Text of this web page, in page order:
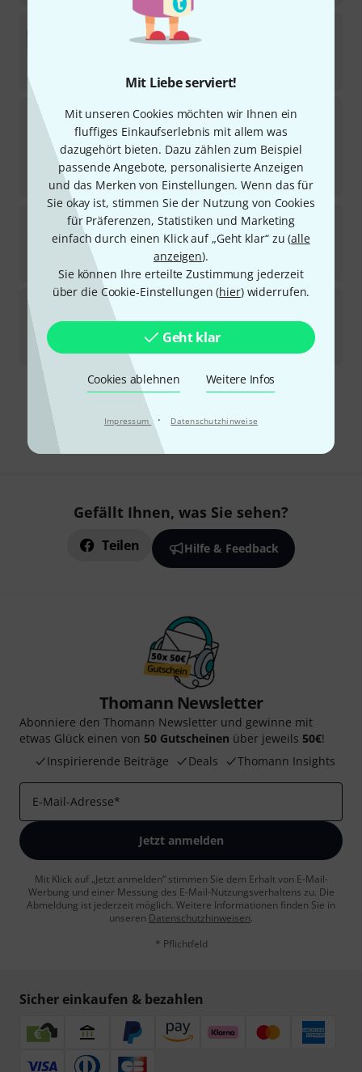
Mit Liebe serviert!
Mit unseren Cookies möchten wir Ihnen ein
fluffiges Einkaufserlebnis mit allem was
dazugehört bieten. Dazu zählen zum Beispiel
passende Angebote, personalisierte Anzeigen
und das Merken von Einstellungen. Wenn das für
Sie okay ist, stimmen Sie der Nutzung von Cookies
für Präferenzen, Statistiken und Marketing
einfach durch einen Klick auf „Geht klar“ zu (alle
anzeigen).
Sie können Ihre erteilte Zustimmung jederzeit
über die Cookie-Einstellungen (hier) widerrufen.
Geht klar
Cookies ablehnen Weitere Infos
Impressum · Datenschutzhinweise
Analog Cases Pulse Case For 16" MacBook Pro
3
Analog CasesPULSE Case Zoom H8
2
Sofort lieferbar
21 €
UVP: 45
-53%
Analog CasesGlide Case OP-Z
10
53
Analog CasesPulse Case Volt 476
Sofort lieferbar
57€
Kostenloser Versand ab 29 €
Alle Preise inkl. MwSt.
Gefällt Ihnen, was Sie sehen?
Teilen Hilfe & Feedback
Thomann Newsletter
Abonniere den Thomann Newsletter und gewinne mit
etwas Glück einen von 50 Gutscheinen über jeweils 50€!
Inspirierende Beiträge
Deals Thomann Insights
E-Mail-Adresse*
Jetzt anmelden
Mit Klick auf „Jetzt anmelden“ stimmen Sie dem Erhalt von E-Mail-
Werbung und einer Messung des E-Mail-Nutzungsverhaltens zu. Die
Abmeldung ist jederzeit möglich. Weitere Informationen finden Sie in
unseren Datenschutzhinweisen.
* Pflichtfeld
Sicher einkaufen & bezahlen